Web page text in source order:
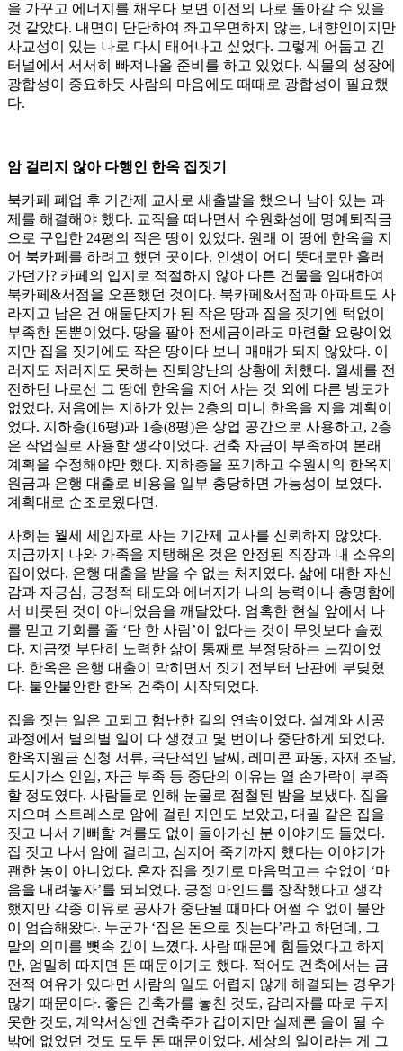
을 가꾸고 에너지를 채우다 보면 이전의 나로 돌아갈 수 있을
것 같았다. 내면이 단단하여 좌고우면하지 않는, 내향인이지만
사교성이 있는 나로 다시 태어나고 싶었다. 그렇게 어둡고 긴
터널에서 서서히 빠져나올 준비를 하고 있었다. 식물의 성장에
광합성이 중요하듯 사람의 마음에도 때때로 광합성이 필요했
다.
암 걸리지 않아 다행인 한옥 집짓기
북카페 폐업 후 기간제 교사로 새출발을 했으나 남아 있는 과
제를 해결해야 했다. 교직을 떠나면서 수원화성에 명예퇴직금
으로 구입한 24평의 작은 땅이 있었다. 원래 이 땅에 한옥을 지
어 북카페를 하려고 했던 곳이다. 인생이 어디 뜻대로만 흘러
가던가? 카페의 입지로 적절하지 않아 다른 건물을 임대하여
북카페&서점을 오픈했던 것이다. 북카페&서점과 아파트도 사
라지고 남은 건 애물단지가 된 작은 땅과 집을 짓기엔 턱없이
부족한 돈뿐이었다. 땅을 팔아 전세금이라도 마련할 요량이었
지만 집을 짓기에도 작은 땅이다 보니 매매가 되지 않았다. 이
러지도 저러지도 못하는 진퇴양난의 상황에 처했다. 월세를 전
전하던 나로선 그 땅에 한옥을 지어 사는 것 외에 다른 방도가
없었다. 처음에는 지하가 있는 2층의 미니 한옥을 지을 계획이
었다. 지하층(16평)과 1층(8평)은 상업 공간으로 사용하고, 2층
은 작업실로 사용할 생각이었다. 건축 자금이 부족하여 본래
계획을 수정해야만 했다. 지하층을 포기하고 수원시의 한옥지
원금과 은행 대출로 비용을 일부 충당하면 가능성이 보였다.
계획대로 순조로웠다면.
사회는 월세 세입자로 사는 기간제 교사를 신뢰하지 않았다.
지금까지 나와 가족을 지탱해온 것은 안정된 직장과 내 소유의
집이었다. 은행 대출을 받을 수 없는 처지였다. 삶에 대한 자신
감과 자긍심, 긍정적 태도와 에너지가 나의 능력이나 총명함에
서 비롯된 것이 아니었음을 깨달았다. 엄혹한 현실 앞에서 나
를 믿고 기회를 줄 ‘단 한 사람’이 없다는 것이 무엇보다 슬펐
다. 지금껏 부단히 노력한 삶이 통째로 부정당하는 느낌이었
다. 한옥은 은행 대출이 막히면서 짓기 전부터 난관에 부딪혔
다. 불안불안한 한옥 건축이 시작되었다.
집을 짓는 일은 고되고 험난한 길의 연속이었다. 설계와 시공
과정에서 별의별 일이 다 생겼고 몇 번이나 중단하게 되었다.
한옥지원금 신청 서류, 극단적인 날씨, 레미콘 파동, 자재 조달,
도시가스 인입, 자금 부족 등 중단의 이유는 열 손가락이 부족
할 정도였다. 사람들로 인해 눈물로 점철된 밤을 보냈다. 집을
지으며 스트레스로 암에 걸린 지인도 보았고, 대궐 같은 집을
짓고 나서 기뻐할 겨를도 없이 돌아가신 분 이야기도 들었다.
집 짓고 나서 암에 걸리고, 심지어 죽기까지 했다는 이야기가
괜한 농이 아니었다. 혼자 집을 짓기로 마음먹고는 수없이 ‘마
음을 내려놓자’를 되뇌었다. 긍정 마인드를 장착했다고 생각
했지만 각종 이유로 공사가 중단될 때마다 어쩔 수 없이 불안
이 엄습해왔다. 누군가 ‘집은 돈으로 짓는다’라고 하던데, 그
말의 의미를 뼛속 깊이 느꼈다. 사람 때문에 힘들었다고 하지
만, 엄밀히 따지면 돈 때문이기도 했다. 적어도 건축에서는 금
전적 여유가 있다면 사람의 일도 어렵지 않게 해결되는 경우가
많기 때문이다. 좋은 건축가를 놓친 것도, 감리자를 따로 두지
못한 것도, 계약서상엔 건축주가 갑이지만 실제론 을이 될 수
밖에 없었던 것도 모두 돈 때문이었다. 세상의 일이라는 게 그